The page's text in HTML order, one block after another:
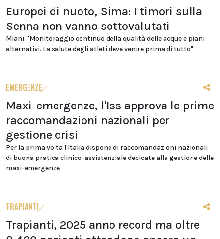
Europei di nuoto, Sima: I timori sulla
Senna non vanno sottovalutati
Miani: "Monitoraggio continuo della qualità delle acque e piani
alternativi. La salute degli atleti deve venire prima di tutto"
EMERGENZE
Maxi-emergenze, l'Iss approva le prime
raccomandazioni nazionali per
gestione crisi
Per la prima volta l'Italia dispone di raccomandazioni nazionali
di buona pratica clinico-assistenziale dedicate alla gestione delle
maxi-emergenze
TRAPIANTI
Trapianti, 2025 anno record ma oltre